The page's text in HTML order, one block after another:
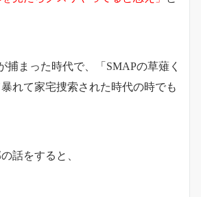
捕まった時代で、「SMAPの草薙く
れて家宅捜索された時代の時でも
話をすると、